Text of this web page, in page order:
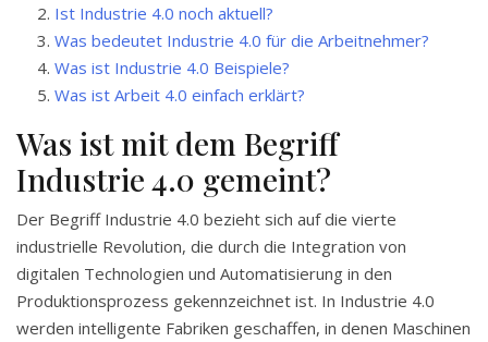
Ist Industrie 4.0 noch aktuell?
Was bedeutet Industrie 4.0 für die Arbeitnehmer?
Was ist Industrie 4.0 Beispiele?
Was ist Arbeit 4.0 einfach erklärt?
Was ist mit dem Begriff
Industrie 4.0 gemeint?
Der Begriff Industrie 4.0 bezieht sich auf die vierte
industrielle Revolution, die durch die Integration von
digitalen Technologien und Automatisierung in den
Produktionsprozess gekennzeichnet ist. In Industrie 4.0
werden intelligente Fabriken geschaffen, in denen Maschinen